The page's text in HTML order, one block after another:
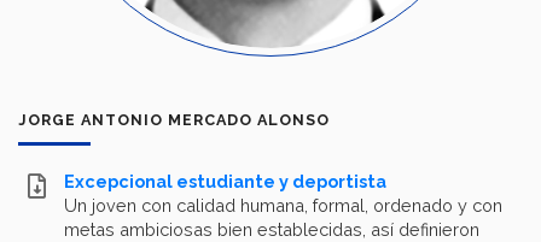
JORGE ANTONIO MERCADO ALONSO
Excepcional estudiante y deportista
Un joven con calidad humana, formal, ordenado y con
metas ambiciosas bien establecidas, así definieron